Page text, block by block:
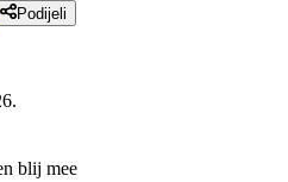
Podijeli
blij mee